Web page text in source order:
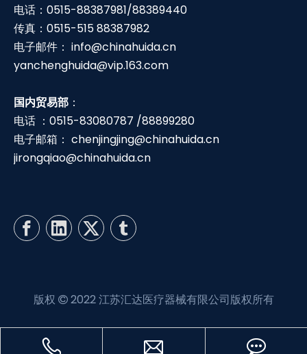
电话：0515-88387981/88389440
传真：0515-515 88387982
电子邮件： info@chinahuida.cn
yanchenghuida@vip.163.com
国内贸易部 ：
电话 ：0515-83080787 /88899280
电子邮箱： chenjingjing@chinahuida.cn
jirongqiao@chinahuida.cn
版权 2022 江苏汇达医疗器械有限公司版权所有